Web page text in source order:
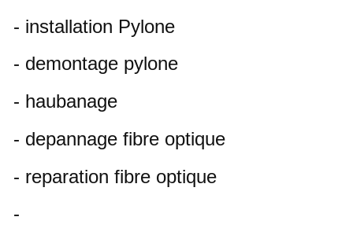
- installation Pylone
- demontage pylone
- haubanage
- depannage fibre optique
- reparation fibre optique
-